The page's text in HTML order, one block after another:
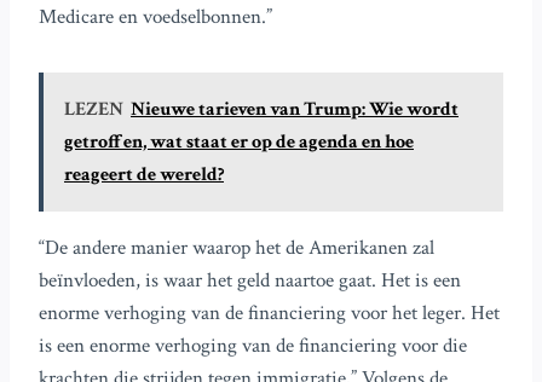
Medicare en voedselbonnen.”
LEZEN Nieuwe tarieven van Trump: Wie wordt
getroffen, wat staat er op de agenda en hoe
reageert de wereld?
“De andere manier waarop het de Amerikanen zal
beïnvloeden, is waar het geld naartoe gaat. Het is een
enorme verhoging van de financiering voor het leger. Het
is een enorme verhoging van de financiering voor die